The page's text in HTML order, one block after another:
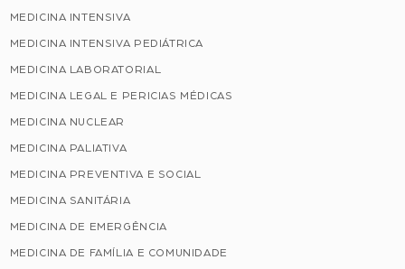
MEDICINA INTENSIVA
MEDICINA INTENSIVA PEDIÁTRICA
MEDICINA LABORATORIAL
MEDICINA LEGAL E PERICIAS MÉDICAS
MEDICINA NUCLEAR
MEDICINA PALIATIVA
MEDICINA PREVENTIVA E SOCIAL
MEDICINA SANITÁRIA
MEDICINA DE EMERGÊNCIA
MEDICINA DE FAMÍLIA E COMUNIDADE